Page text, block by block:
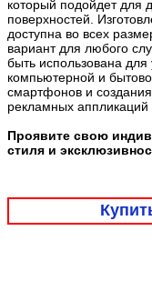
который подойдет для
поверхностей.
доступна во всех
вариант для любого
быть использована
компьютерной и
смартфонов и
рекламных аппликаций
Проявите свою
стиля и